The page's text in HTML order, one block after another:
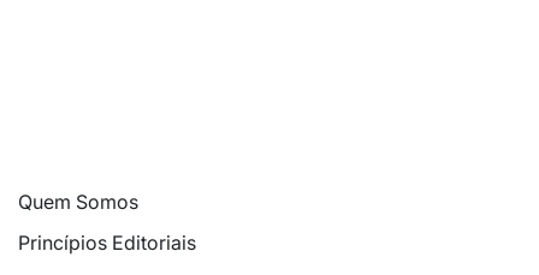
Quem Somos
Princípios Editoriais